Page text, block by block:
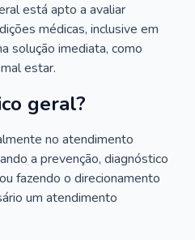
está apto a avaliar
médicas, inclusive em
solução imediata, como
estar.
geral?
no atendimento
a prevenção, diagnóstico
fazendo o direcionamento
um atendimento